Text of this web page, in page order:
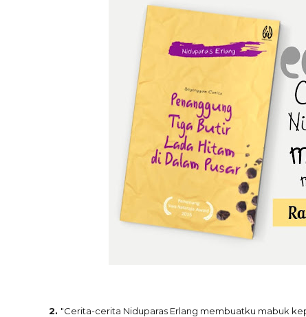
2. "Cerita-cerita Niduparas Erlang membuatku mabuk